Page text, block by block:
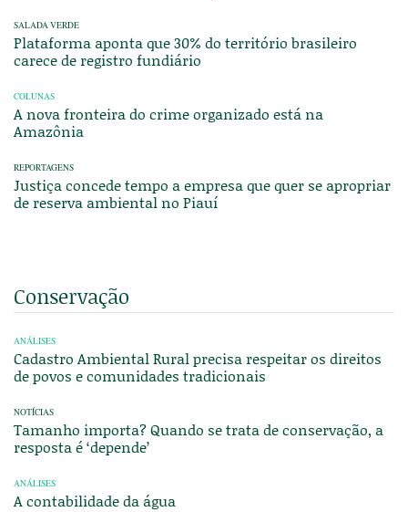
SALADA VERDE
Plataforma aponta que 30% do território brasileiro
carece de registro fundiário
COLUNAS
A nova fronteira do crime organizado está na
Amazônia
REPORTAGENS
Justiça concede tempo a empresa que quer se apropriar
de reserva ambiental no Piauí
Conservação
ANÁLISES
Cadastro Ambiental Rural precisa respeitar os direitos
de povos e comunidades tradicionais
NOTÍCIAS
Tamanho importa? Quando se trata de conservação, a
resposta é ‘depende’
ANÁLISES
A contabilidade da água